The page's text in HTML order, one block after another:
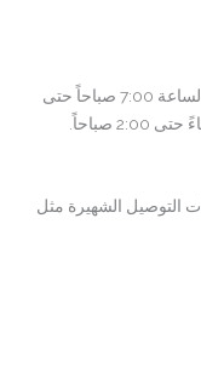
يعمل مقهى نورم من السبت إلى الخميس من الساعة 7:00 صباحاً حتى
التوصيل الشهيرة مثل